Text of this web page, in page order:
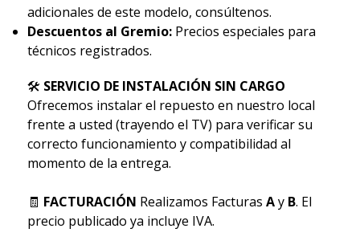
adicionales de este modelo, consúltenos.
Descuentos al Gremio:Precios especiales para
técnicos registrados.
🛠 SERVICIO DE INSTALACIÓN SIN CARGO
Ofrecemos instalar el repuesto en nuestro local
frente a usted (trayendo el TV) para verificar su
correcto funcionamiento y compatibilidad al
momento de la entrega.
🧾 FACTURACIÓN Realizamos Facturas Ay B. El
precio publicado ya incluye IVA.